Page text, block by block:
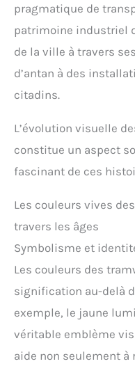
pragmatique de
patrimoine industriel
de la ville à travers
d’antan à des
citadins.
L’évolution visuelle
constitue un aspect
fascinant de ces
Les couleurs vives
travers les âges
Symbolisme et
Les couleurs des
signification au-delà
exemple, le jaune
véritable emblème
aide non seulement